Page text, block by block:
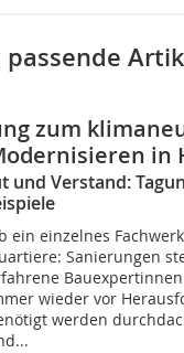
zum
in
und Verstand:
ein einzelnes
Sanierungen
wieder vor
werden